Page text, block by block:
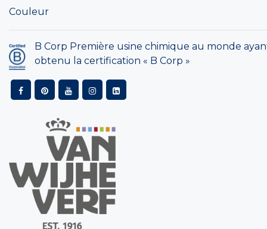
Couleur
B Corp Première usine chimique au monde
obtenu la certification « B Corp »